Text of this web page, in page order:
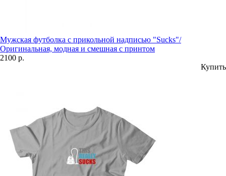
Мужская футболка с прикольной надписью "Sucks"/
Оригинальная, модная и смешная с принтом
2100 р.
Купить